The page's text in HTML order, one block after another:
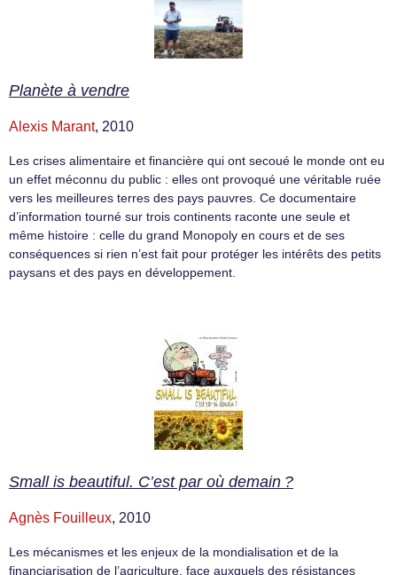
Planète à vendre
Alexis Marant, 2010
Les crises alimentaire et financière qui ont secoué le monde ont eu
un effet méconnu du public : elles ont provoqué une véritable ruée
vers les meilleures terres des pays pauvres. Ce documentaire
d’information tourné sur trois continents raconte une seule et
même histoire : celle du grand Monopoly en cours et de ses
conséquences si rien n’est fait pour protéger les intérêts des petits
paysans et des pays en développement.
Small is beautiful. C’est par où demain ?
Agnès Fouilleux, 2010
Les mécanismes et les enjeux de la mondialisation et de la
financiarisation de l’agriculture, face auxquels des résistances